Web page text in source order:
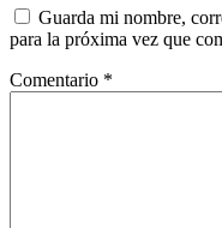
Guarda mi nombre,
para la próxima vez que
Comentario *